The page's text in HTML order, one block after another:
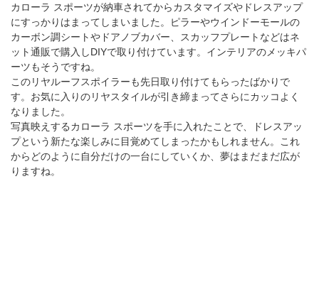
カローラ スポーツが納車されてからカスタマイズやドレスアップ
にすっかりはまってしまいました。ピラーやウインドーモールの
カーボン調シートやドアノブカバー、スカッフプレートなどはネ
ット通販で購入しDIYで取り付けています。インテリアのメッキパ
ーツもそうですね。
このリヤルーフスポイラーも先日取り付けてもらったばかりで
す。お気に入りのリヤスタイルが引き締まってさらにカッコよく
なりました。
写真映えするカローラ スポーツを手に入れたことで、ドレスアッ
プという新たな楽しみに目覚めてしまったかもしれません。これ
からどのように自分だけの一台にしていくか、夢はまだまだ広が
りますね。